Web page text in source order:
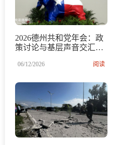
2026德州共和党年会：政
策讨论与基层声音交汇
会现场，记录公民参与与
06/12/2026 阅读